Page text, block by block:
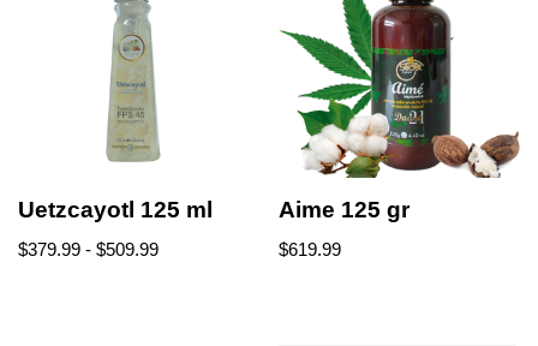
Uetzcayotl 125 ml
$379.99 - $509.99
Aime 125 gr
$619.99